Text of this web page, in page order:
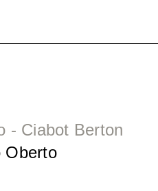
- Ciabot Berton
Oberto